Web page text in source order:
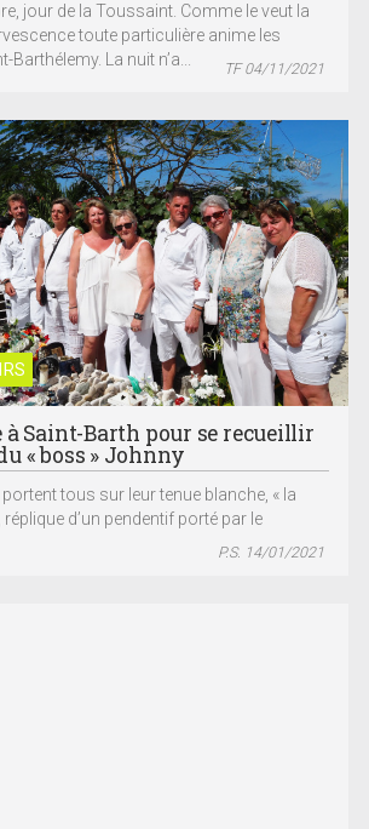
jour de la Toussaint. Comme le veut la
toute particulière anime les
Barthélemy. La nuit n’a...
TF 04/11/2021
à Saint-Barth pour se recueillir
« boss » Johnny
tous sur leur tenue blanche, « la
d’un pendentif porté par le
P.S. 14/01/2021